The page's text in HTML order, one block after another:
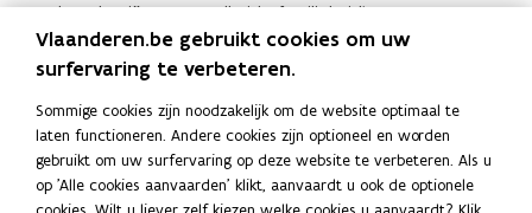
openbare hygiëne, gezondheid of veiligheid).
Onbeslagbare goederen
bedden en beddengoed, kleren en kleerkasten, een
wasmachine, een strijkijzer, een eettafel met stoelen, een
kookfornuis, een koelkast, studiegoederen en
Vlaanderen.be gebruikt cookies om uw
surfervaring te verbeteren.
Sommige cookies zijn noodzakelijk om de website optimaal te
laten functioneren. Andere cookies zijn optioneel en worden
gebruikt om uw surfervaring op deze website te verbeteren. Als u
op 'Alle cookies aanvaarden' klikt, aanvaardt u ook de optionele